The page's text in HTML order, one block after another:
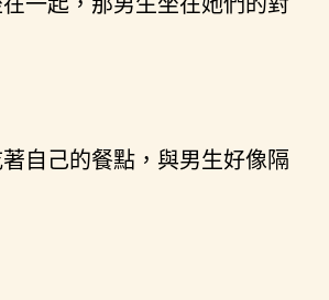
自己的餐點，與男生好像隔